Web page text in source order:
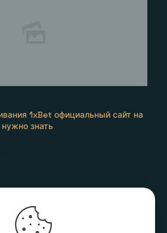
1xBet официальный сайт на
знать